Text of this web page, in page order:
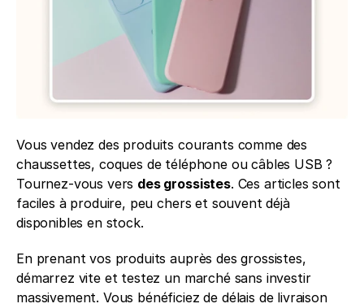
Vous vendez des produits courants comme des
chaussettes, coques de téléphone ou câbles USB ?
Tournez-vous vers des grossistes. Ces articles sont
faciles à produire, peu chers et souvent déjà
disponibles en stock.
En prenant vos produits auprès des grossistes,
démarrez vite et testez un marché sans investir
massivement. Vous bénéficiez de délais de livraison